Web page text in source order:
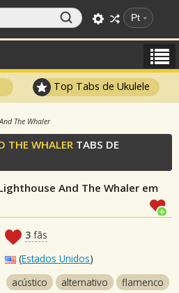
Pt
Top Tabs de Ukulele
The Whaler
THE WHALER TABS DE
And The Whaler em
3 fãs
(Estados Unidos)
acústico
alternativo
flamenco